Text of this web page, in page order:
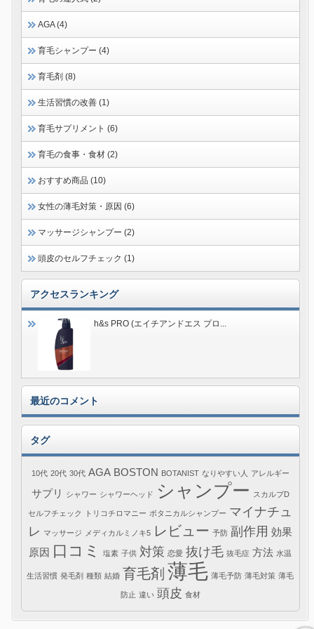
AGA (4)
育毛シャンプー (4)
育毛剤 (8)
生活習慣の改善 (1)
育毛サプリメント (6)
育毛の食事・食材 (2)
おすすめ商品 (10)
女性の薄毛対策・原因 (6)
マッサージシャンプー (2)
頭皮のセルフチェック (1)
アクセスランキング
h&s PRO (エイチアンドエス プロ...
最近のコメント
タグ
10代 20代 30代 AGA BOSTON BOTANIST なりやすい人 アレルギー
サプリ シャワー シャワーヘッド シャンプー スカルプD
セルフチェック トリコチロマニー ボタニカルシャンプー マイナチュ
レ マッサージ メディカルミノキ5 レビュー 予防 副作用 効果
原因 口コミ 塩素 子供 対策 恋愛 抜け毛 抜毛症 方法 水温
生活習慣 発毛剤 種類 結婚 育毛剤 薄毛 薄毛予防 薄毛対策 薄毛
防止 違い 頭皮 食材